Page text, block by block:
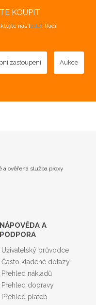
KOUPIT
nás [zde]. Rádi
zastoupení Aukce
a ověřená služba proxy
NÁPOVĚDA A
PODPORA
Uživatelský průvodce
Často kladené dotazy
Přehled nákladů
Přehled dopravy
Přehled plateb